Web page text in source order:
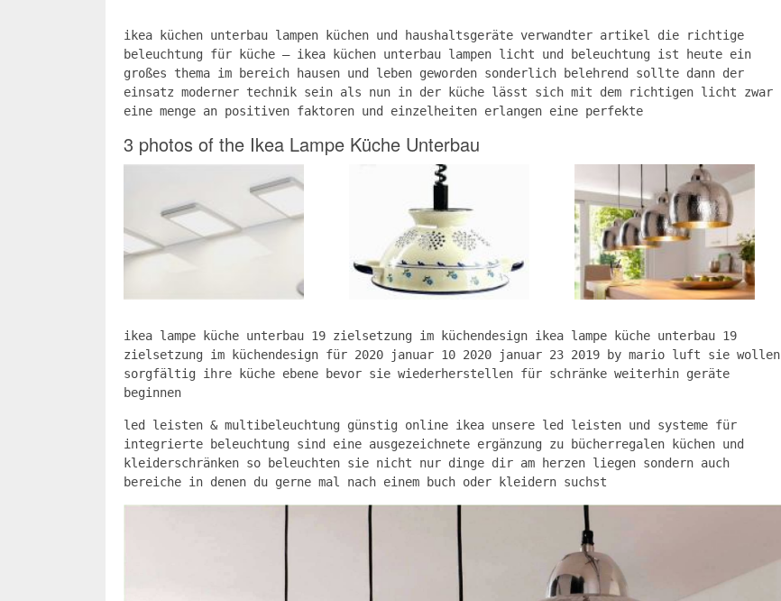
ikea küchen unterbau lampen küchen und haushaltsgeräte verwandter artikel die richtige
beleuchtung für küche – ikea küchen unterbau lampen licht und beleuchtung ist heute ein
großes thema im bereich hausen und leben geworden sonderlich belehrend sollte dann der
einsatz moderner technik sein als nun in der küche lässt sich mit dem richtigen licht zwar
eine menge an positiven faktoren und einzelheiten erlangen eine perfekte
3 photos of the Ikea Lampe Küche Unterbau
ikea lampe küche unterbau 19 zielsetzung im küchendesign ikea lampe küche unterbau 19
zielsetzung im küchendesign für 2020 januar 10 2020 januar 23 2019 by mario luft sie wollen
sorgfältig ihre küche ebene bevor sie wiederherstellen für schränke weiterhin geräte
beginnen
led leisten & multibeleuchtung günstig online ikea unsere led leisten und systeme für
integrierte beleuchtung sind eine ausgezeichnete ergänzung zu bücherregalen küchen und
kleiderschränken so beleuchten sie nicht nur dinge dir am herzen liegen sondern auch
bereiche in denen du gerne mal nach einem buch oder kleidern suchst